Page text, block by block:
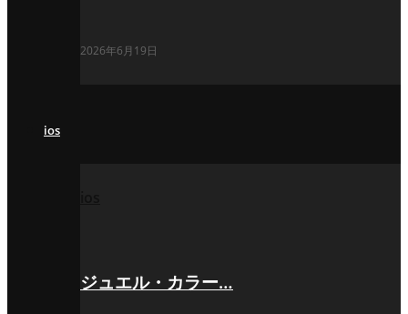
2026年6月19日
ios
ジュエル・カラー…